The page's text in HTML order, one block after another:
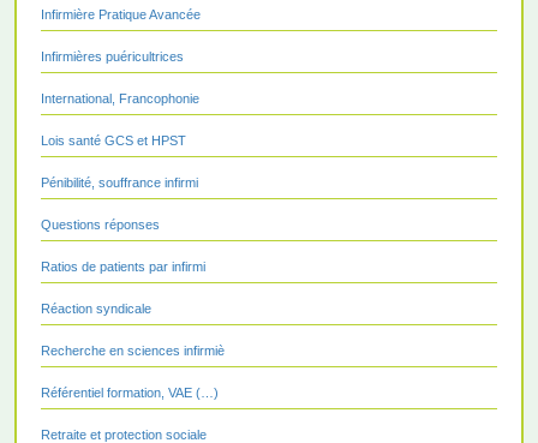
Infirmière Pratique Avancée
Infirmières puéricultrices
International, Francophonie
Lois santé GCS et HPST
Pénibilité, souffrance infirmi
Questions réponses
Ratios de patients par infirmi
Réaction syndicale
Recherche en sciences infirmiè
Référentiel formation, VAE (…)
Retraite et protection sociale